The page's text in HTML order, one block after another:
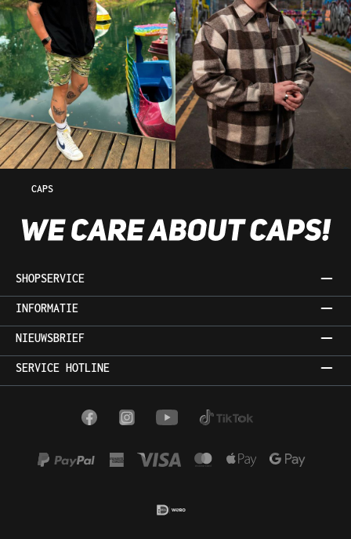
CAPS
SHOPSERVICE
INFORMATIE
NIEUWSBRIEF
SERVICE HOTLINE